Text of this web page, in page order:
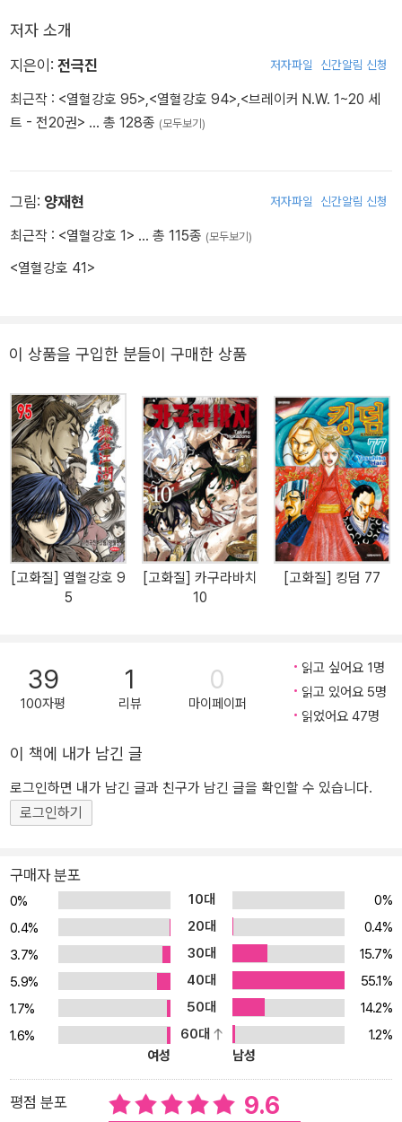
저자 소개
지은이: 전극진 저자파일 신간알림 신청
최근작 : <열혈강호 95>,<열혈강호 94>,<브레이커 N.W. 1~20 세
트 - 전20권> … 총 128종 (모두보기)
그림: 양재현 저자파일 신간알림 신청
최근작 : <열혈강호 1> … 총 115종 (모두보기)
<열혈강호 41>
이 상품을 구입한 분들이 구매한 상품
[고화질] 열혈강호 9
5
[고화질] 카구라바치
10
[고화질] 킹덤 77
39
100자평
1
리뷰
0
마이페이퍼
읽고 싶어요 1명
읽고 있어요 5명
읽었어요 47명
이 책에 내가 남긴 글
로그인하면 내가 남긴 글과 친구가 남긴 글을 확인할 수 있습니다.
로그인하기
구매자 분포
0% 10대
0%
0.4%
20대
0.4%
3.7%
30대
15.7%
5.9%
40대
55.1%
1.7%
50대
14.2%
1.6%
60대
1.2%
여성
남성
평점 분포 9.6